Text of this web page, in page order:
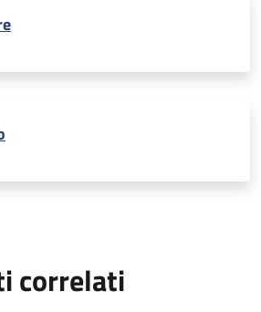
correlati